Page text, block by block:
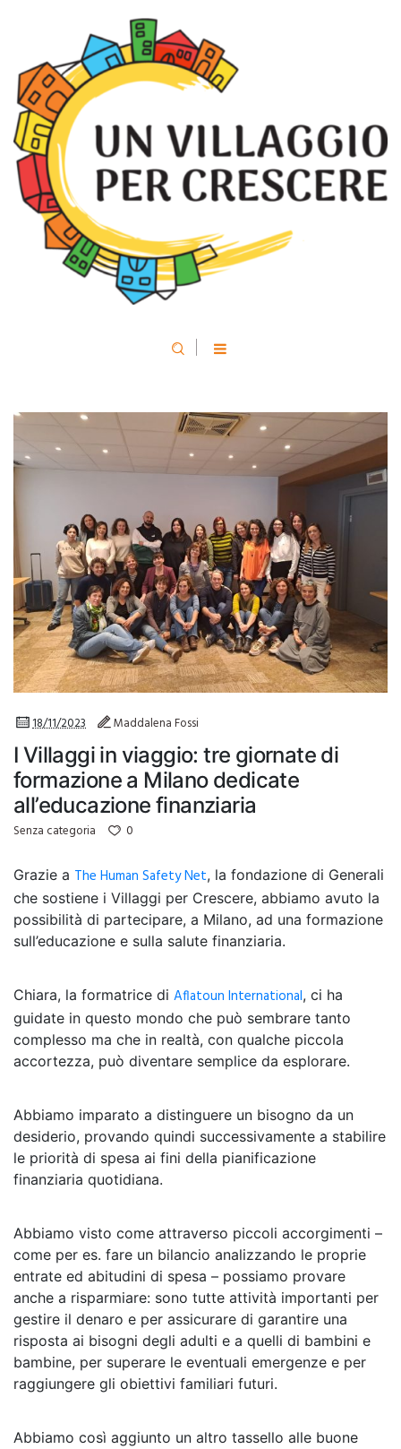
18/11/2023 Maddalena Fossi
I Villaggi in viaggio: tre giornate di
formazione a Milano dedicate
all’educazione finanziaria
Senza categoria 0
Grazie a The Human Safety Net, la fondazione di Generali
che sostiene i Villaggi per Crescere, abbiamo avuto la
possibilità di partecipare, a Milano, ad una formazione
sull’educazione e sulla salute finanziaria.
Chiara, la formatrice di Aflatoun International, ci ha
guidate in questo mondo che può sembrare tanto
complesso ma che in realtà, con qualche piccola
accortezza, può diventare semplice da esplorare.
Abbiamo imparato a distinguere un bisogno da un
desiderio, provando quindi successivamente a stabilire
le priorità di spesa ai fini della pianificazione
finanziaria quotidiana.
Abbiamo visto come attraverso piccoli accorgimenti –
come per es. fare un bilancio analizzando le proprie
entrate ed abitudini di spesa – possiamo provare
anche a risparmiare: sono tutte attività importanti per
gestire il denaro e per assicurare di garantire una
risposta ai bisogni degli adulti e a quelli di bambini e
bambine, per superare le eventuali emergenze e per
raggiungere gli obiettivi familiari futuri.
Abbiamo così aggiunto un altro tassello alle buone